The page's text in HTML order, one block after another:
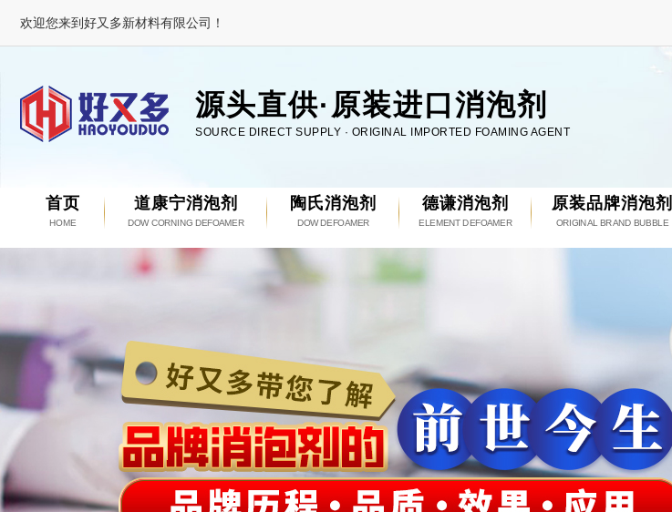
欢迎您来到好又多新材料有限公司！
源头直供·原装进口消泡剂
SOURCE DIRECT SUPPLY · ORIGINAL IMPORTED FOAMING AGENT
首页
HOME
道康宁消泡剂
DOW CORNING DEFOAMER
陶氏消泡剂
DOW DEFOAMER
德谦消泡剂
ELEMENT DEFOAMER
原装品牌消泡剂
ORIGINAL BRAND BUBBLE